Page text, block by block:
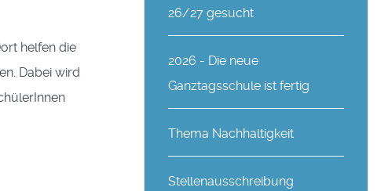
helfen die
Dabei wird
26/27 gesucht
2026 - Die neue
Ganztagsschule ist fertig
Thema Nachhaltigkeit
Stellenausschreibung